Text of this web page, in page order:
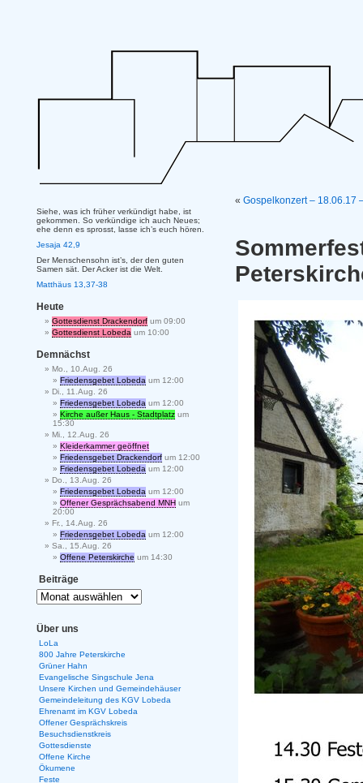
« Gospelkonzert – 18.06.17
Siehe, was ich früher verkündigt habe, ist
gekommen. So verkündige ich auch Neues;
ehe denn es sprosst, lasse ich’s euch hören.
Jesaja 42,9
Der Menschensohn ist’s, der den guten
Samen sät. Der Acker ist die Welt.
Matthäus 13,37-38
Heute
Gottesdienst Drackendorf um 09:00
Gottesdienst Lobeda um 10:00
Demnächst
Mo., 10.Aug. 26
Friedensgebet Lobeda um 12:00
Di., 11.Aug. 26
Friedensgebet Lobeda um 12:00
Kirche außer Haus - Stadtplatz um
15:30
Mi., 12.Aug. 26
Kleiderkammer geöffnet
Friedensgebet Drackendorf um 12:00
Friedensgebet Lobeda um 12:00
Do., 13.Aug. 26
Friedensgebet Lobeda um 12:00
Offener Gesprächsabend MNH um
20:00
Fr., 14.Aug. 26
Friedensgebet Lobeda um 12:00
Sa., 15.Aug. 26
Offene Peterskirche um 14:30
Beiträge
Über uns
LoLa
800 Jahre Peterskirche
Grüner Hahn
Evangelische Singschule Jena
Unsere Kirchen und Gemeindehäuser
Gemeindeleitung des KGV Lobeda
Ehrenamt im KGV Lobeda
Offener Gesprächskreis
Besuchsdienstkreis
Gottesdienste
Offene Kirche
Ökumene
Feste